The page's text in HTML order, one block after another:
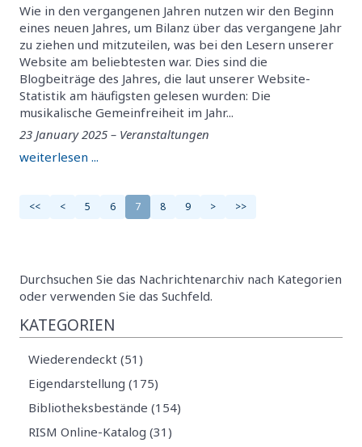
Wie in den vergangenen Jahren nutzen wir den Beginn
eines neuen Jahres, um Bilanz über das vergangene Jahr
zu ziehen und mitzuteilen, was bei den Lesern unserer
Website am beliebtesten war. Dies sind die
Blogbeiträge des Jahres, die laut unserer Website-
Statistik am häufigsten gelesen wurden: Die
musikalische Gemeinfreiheit im Jahr...
23 January 2025 – Veranstaltungen
weiterlesen ...
<< < 5 6 7 8 9 > >>
Durchsuchen Sie das Nachrichtenarchiv nach Kategorien
oder verwenden Sie das Suchfeld.
KATEGORIEN
Wiederendeckt (51)
Eigendarstellung (175)
Bibliotheksbestände (154)
RISM Online-Katalog (31)